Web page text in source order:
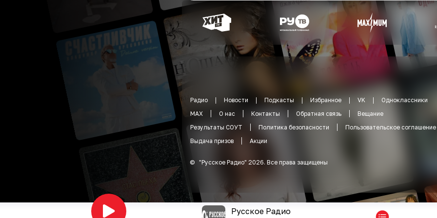
Радио Новости Подкасты Избранное VK
Одноклассники
MAX
О нас Контакты Обратная связь
Вещание
Результаты СОУТ
Политика безопасности
Пользовательское соглашение
Выдача призов
Акции
© "Русское Радио" 2026. Все права защищены
Русское Радио